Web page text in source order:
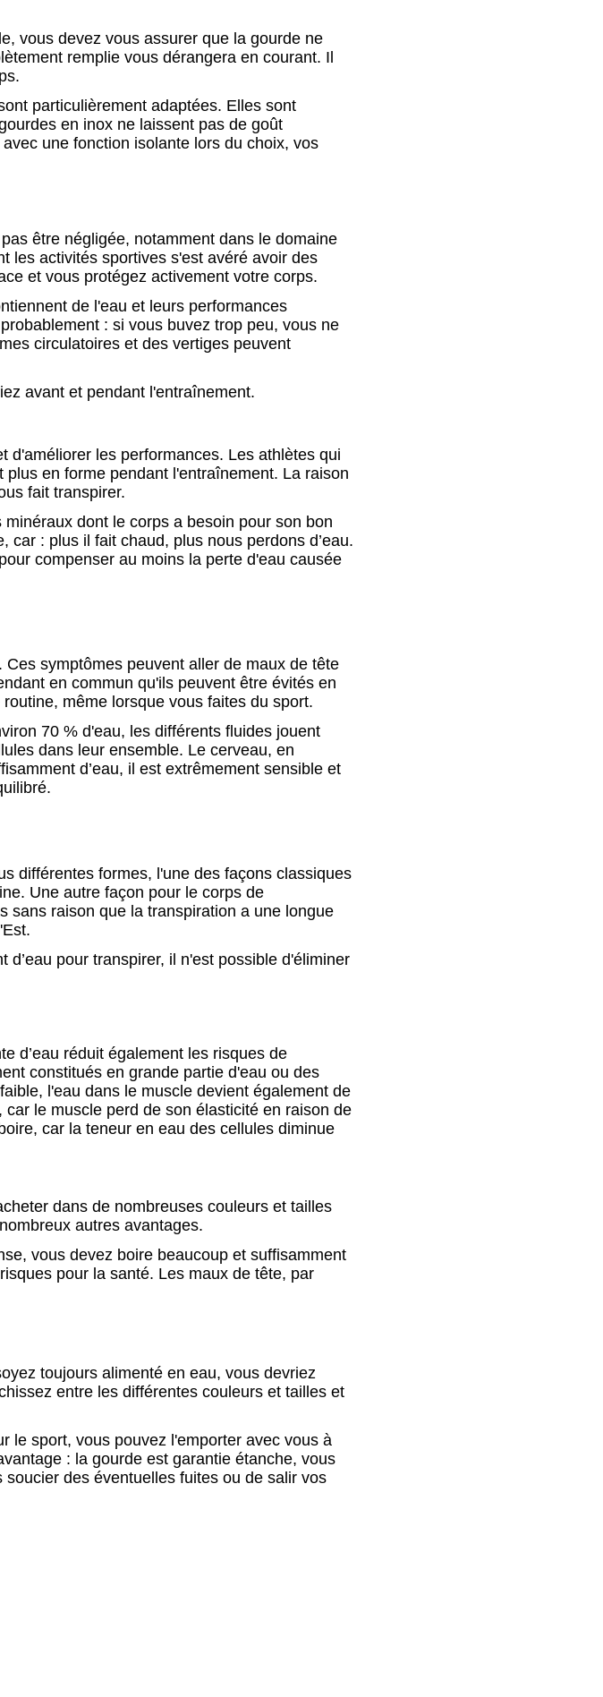
vous devez vous assurer que la gourde ne
remplie vous dérangera en courant. Il
particulièrement adaptées. Elles sont
en inox ne laissent pas de goût
avec une fonction isolante lors du choix, vos
être négligée, notamment dans le domaine
les activités sportives s'est avéré avoir des
et vous protégez activement votre corps.
de l'eau et leurs performances
: si vous buvez trop peu, vous ne
circulatoires et des vertiges peuvent
avant et pendant l'entraînement.
d'améliorer les performances. Les athlètes qui
en forme pendant l'entraînement. La raison
fait transpirer.
dont le corps a besoin pour son bon
: plus il fait chaud, plus nous perdons d’eau.
compenser au moins la perte d'eau causée
symptômes peuvent aller de maux de tête
en commun qu'ils peuvent être évités en
même lorsque vous faites du sport.
70 % d'eau, les différents fluides jouent
dans leur ensemble. Le cerveau, en
d’eau, il est extrêmement sensible et
différentes formes, l'une des façons classiques
Une autre façon pour le corps de
sans raison que la transpiration a une longue
pour transpirer, il n'est possible d'éliminer
d’eau réduit également les risques de
constitués en grande partie d'eau ou des
l'eau dans le muscle devient également de
le muscle perd de son élasticité en raison de
car la teneur en eau des cellules diminue
dans de nombreuses couleurs et tailles
autres avantages.
vous devez boire beaucoup et suffisamment
pour la santé. Les maux de tête, par
toujours alimenté en eau, vous devriez
entre les différentes couleurs et tailles et
le sport, vous pouvez l'emporter avec vous à
: la gourde est garantie étanche, vous
des éventuelles fuites ou de salir vos